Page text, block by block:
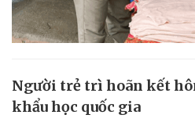
Người trẻ trì hoãn kết
khẩu học quốc gia